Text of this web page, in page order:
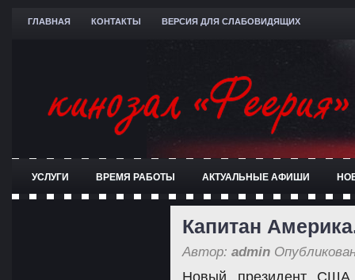
ГЛАВНАЯ КОНТАКТЫ ВЕРСИЯ ДЛЯ СЛАБОВИДЯЩИХ
УСЛУГИ ВРЕМЯ РАБОТЫ АКТУАЛЬНЫЕ АФИШИ
Капитан
Автор: admin
Новый президент США